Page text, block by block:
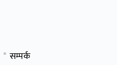
सम्पर्क